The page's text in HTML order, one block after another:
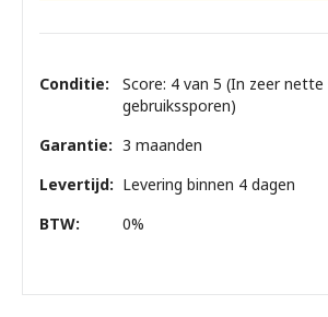
Conditie:
Score: 4 van 5 (In zeer
gebruikssporen)
Garantie: 3 maanden
Levertijd: Levering binnen 4 dagen
BTW:
0%